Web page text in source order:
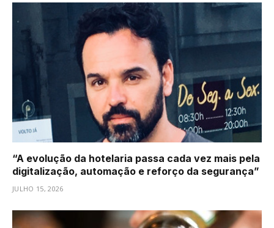
“A evolução da hotelaria passa cada vez mais pela
digitalização, automação e reforço da segurança”
JULHO 15, 2026